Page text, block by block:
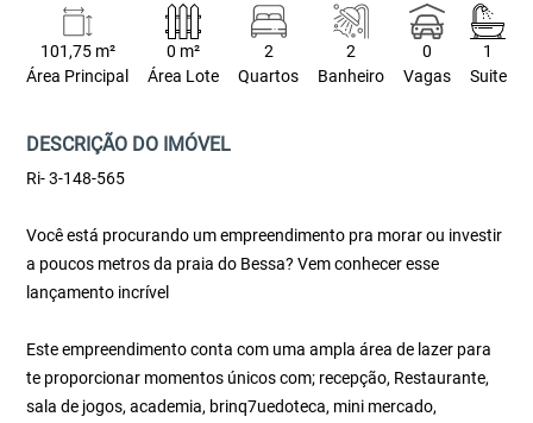
101,75 m²
Área Principal
0 m²
Área Lote
2
Quartos
2
Banheiro
0
Vagas
1
Suite
DESCRIÇÃO DO IMÓVEL
Ri- 3-148-565
Você está procurando um empreendimento pra morar ou investir
a poucos metros da praia do Bessa? Vem conhecer esse
lançamento incrível
Este empreendimento conta com uma ampla área de lazer para
te proporcionar momentos únicos com; recepção, Restaurante,
sala de jogos, academia, brinq7uedoteca, mini mercado,